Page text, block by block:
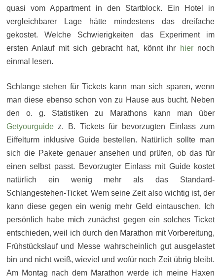
quasi vom Appartment in den Startblock. Ein Hotel in
vergleichbarer Lage hätte mindestens das dreifache
gekostet. Welche Schwierigkeiten das Experiment im
ersten Anlauf mit sich gebracht hat, könnt ihr
hiernoch
einmal lesen.
Schlange stehen für Tickets kann man sich sparen, wenn
man diese ebenso schon von zu Hause aus bucht. Neben
den o. g. Statistiken zu Marathons kann man über
Getyourguidez. B. Tickets für bevorzugten Einlass zum
Eiffelturm inklusive Guide bestellen. Natürlich sollte man
sich die Pakete genauer ansehen und prüfen, ob das für
einen selbst passt. Bevorzugter Einlass mit Guide kostet
natürlich ein wenig mehr als das Standard-
Schlangestehen-Ticket. Wem seine Zeit also wichtig ist, der
kann diese gegen ein wenig mehr Geld eintauschen. Ich
persönlich habe mich zunächst gegen ein solches Ticket
entschieden, weil ich durch den Marathon mit Vorbereitung,
Frühstückslauf und Messe wahrscheinlich gut ausgelastet
bin und nicht weiß, wieviel und wofür noch Zeit übrig bleibt.
Am Montag nach dem Marathon werde ich meine Haxen